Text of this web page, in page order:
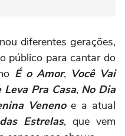
diferentes gerações,
público para cantar do
É o Amor, Você Vai
Leva Pra Casa, No Dia
Venenoe a atual
Estrelas, que vem